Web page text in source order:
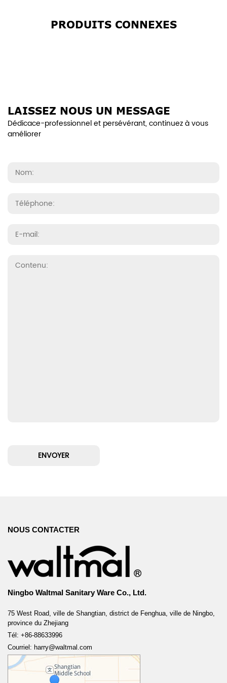
PRODUITS CONNEXES
LAISSEZ NOUS UN MESSAGE
Dédicace-professionnel et persévérant, continuez à vous
améliorer
NOUS CONTACTER
Ningbo Waltmal Sanitary Ware Co., Ltd.
75 West Road, ville de Shangtian, district de Fenghua, ville de Ningbo,
province du Zhejiang
Tél: +86-88633996
Courriel: harry@waltmal.com